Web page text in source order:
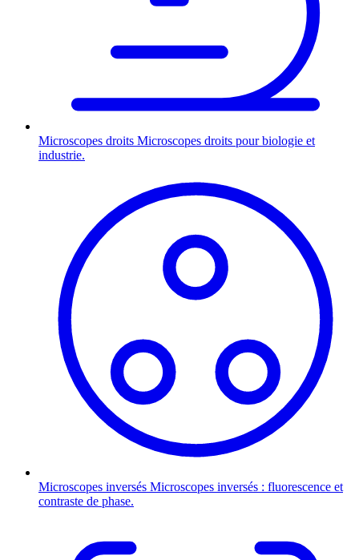
Microscopes droits Microscopes droits pour biologie et
industrie.
Microscopes inversés Microscopes inversés : fluorescence et
contraste de phase.